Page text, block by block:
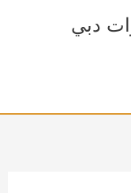
دبي